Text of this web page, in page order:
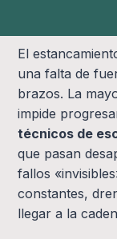
El
una falta de
brazos. La
impide
técnicos de
que pasan
fallos
constantes,
llegar a la